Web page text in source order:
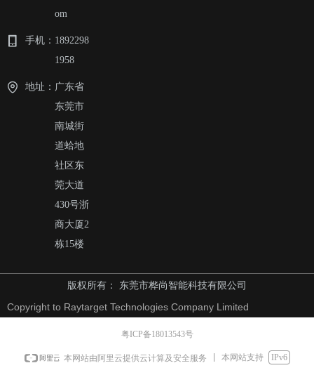
om
手机： 1892298
1958
地址： 广东省
东莞市
南城街
道蛤地
社区东
莞大道
430号浙
商大厦2
栋15楼
版权所有： 东莞市桦尚智能科技有限公司
Copyright to Raytarget Technologies Company Limited
粤ICP备18013543号
本网站由阿里云提供云计算及安全服务 本网站支持 IPv6